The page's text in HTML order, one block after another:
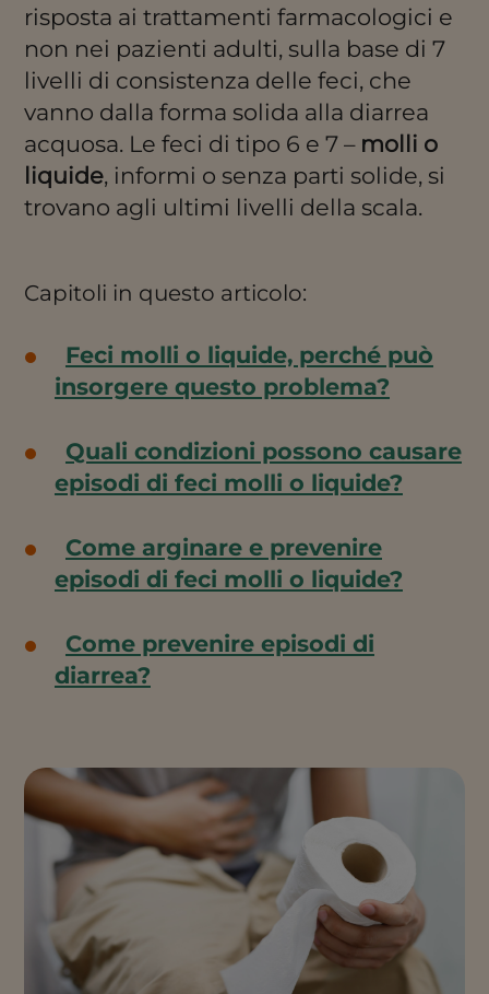
risposta ai trattamenti farmacologici e
non nei pazienti adulti, sulla base di 7
livelli di consistenza delle feci, che
vanno dalla forma solida alla diarrea
acquosa. Le feci di tipo 6 e 7 – molli o
liquide, informi o senza parti solide, si
trovano agli ultimi livelli della scala.
Capitoli in questo articolo:
Feci molli o liquide, perché può
insorgere questo problema?
Quali condizioni possono causare
episodi di feci molli o liquide?
Come arginare e prevenire
episodi di feci molli o liquide?
Come prevenire episodi di
diarrea?